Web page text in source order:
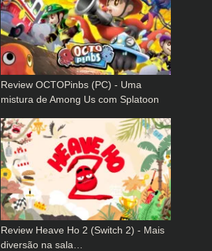
Review OCTOPinbs (PC) - Uma
mistura de Among Us com Splatoon
Review Heave Ho 2 (Switch 2) - Mais
diversão na sala…